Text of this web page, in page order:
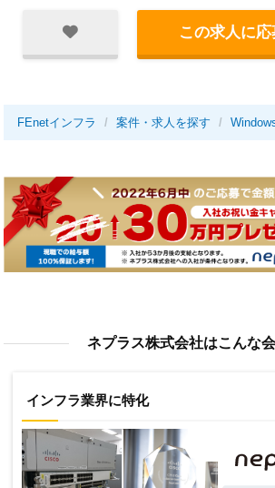
この求人に
FEnetインフラ 案件・求人を探す
ネプラス株式会社はこんな
インフラ業界に特化